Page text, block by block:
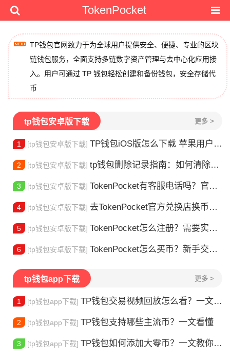
TokenPocket
TP钱包官网致力于为全球用户提供安全、便捷、专业的区块
链钱包服务，全面支持多链数字资产管理与去中心化应用接
入。用户可通过 TP 钱包轻松创建和备份钱包，安全存储代
币
tp钱包安卓版下载 更多 >
1 [tp钱包安卓版下载] TP钱包iOS版怎么下载 苹果用户安装指南
2 [tp钱包安卓版下载] tp钱包删除记录指南：如何清除交易历史
3 [tp钱包安卓版下载] TokenPocket有客服电话吗？官方联系方式详解
4 [tp钱包安卓版下载] 去TokenPocket官方兑换店换币，这几个坑别再踩了
5 [tp钱包安卓版下载] TokenPocket怎么注册？需要实名认证吗？
6 [tp钱包安卓版下载] TokenPocket怎么买币？新手交易全流程详解
tp钱包app下载 更多 >
1 [tp钱包app下载] TP钱包交易视频回放怎么看？一文教你轻松找回
2 [tp钱包app下载] TP钱包支持哪些主流币？一文看懂
3 [tp钱包app下载] TP钱包如何添加大零币？一文教你轻松操作